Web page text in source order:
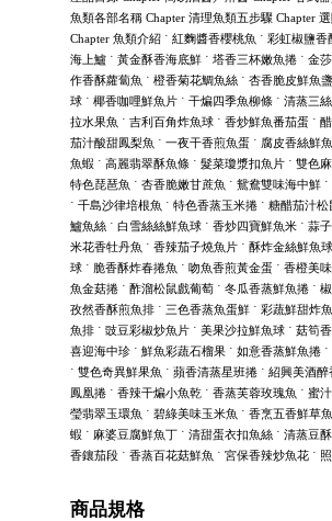
魚類各部名稱 Chapter 清理魚類五步驟 Chapter
Chapter 魚類介紹 ˙ 紅麴醬香櫻桃魚 ˙ 彩虹椒鹽香
海上鱸 ˙ 黃金酥香海底鮮 ˙ 塔香三杯嫩魚捲 ˙ 金
作香酥蘿蔔魚 ˙ 橙香菊花鯛魚絲 ˙ 杏香脆皮鮮魚
球 ˙ 椰香咖哩鮮魚片 ˙ 干煸四季魚柳條 ˙ 清蒸三
拉水果魚 ˙ 吉利百角炸魚球 ˙ 香炒鮮魚番茄蛋 ˙
茄汁酸甜鳳梨魚 ˙ 一夜干香煎魚蛋 ˙ 腐皮香絲鮮
魚蝦 ˙ 高麗翡翠酥魚條 ˙ 髮菜瓊漿扣魚片 ˙ 雙色
特色琵琶魚 ˙ 杏香脆嫩甘蔗魚 ˙ 鴛鴦雙味海中鮮
˙ 千島沙律培根魚 ˙ 特色香蒸玉米捲 ˙ 糖醋茄汁
鱸魚絲 ˙ 白雪絲絲鮮魚球 ˙ 香炒四寶鮮魚米 ˙ 蒜
米花香牡丹魚 ˙ 香辣茄子燒魚片 ˙ 酥炸金絲鮮魚
球 ˙ 脆香酥炸春捲魚 ˙ 吻魚香煎黃金蛋 ˙ 香橙美
魚金菇捲 ˙ 酢溜松鼠戲葡萄 ˙ 冬瓜香蒸鮮魚捲 ˙
孜然香酥煎魚排 ˙ 三色香蒸魚蛋鮮 ˙ 彩蔬鮮甜炸
魚排 ˙ 豉豆彩椒炒魚片 ˙ 美果沙拉鮮魚球 ˙ 菇筍
喜迎海中珍 ˙ 鮮魚彩蔬石榴果 ˙ 如意香蒸鮮魚捲
˙ 雙色奇異鮮果魚 ˙ 蘋香清蒸星班捲 ˙ 紹興美酒
鳳凰捲 ˙ 香辣干煸小魚乾 ˙ 香蒸芙蓉玫瑰魚 ˙ 蜜
瑩翡翠玉環魚 ˙ 碧綠美味玉米魚 ˙ 香烹五香鮮草
蝦 ˙ 麻婆豆腐鮮魚丁 ˙ 清甜蛋衣扣魚絲 ˙ 清蒸豆
香鑲茄段 ˙ 香蒸百花菇鮮魚 ˙ 宮保香辣炒魚花 ˙
商品規格